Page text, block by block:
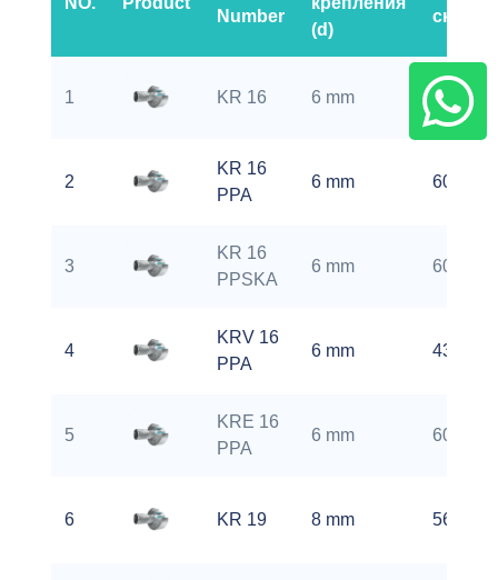
Number
(d)
1 KR 16 6 mm 6000
2
KR 16
PPA
6 mm 6000
3
KR 16
PPSKA
6 mm 6000
4
KRV 16
PPA
6 mm 4300
5
KRE 16
PPA
6 mm 6000
6 KR 19 8 mm 5600